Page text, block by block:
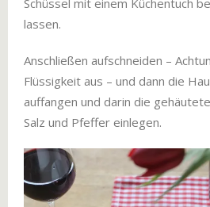
Schüssel mit einem Küchentuch
lassen.
Anschließen aufschneiden –
Flüssigkeit aus – und dann die
auffangen und darin die
Salz und Pfeffer einlegen.